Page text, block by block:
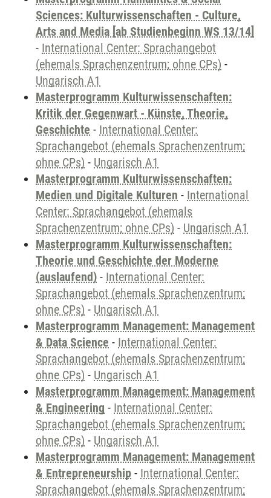
Sciences: Kulturwissenschaften - Culture,
Arts and Media [ab Studienbeginn WS 13/14]
- International Center: Sprachangebot
(ehemals Sprachenzentrum; ohne CPs) -
Ungarisch A1
Masterprogramm Kulturwissenschaften:
Kritik der Gegenwart - Künste, Theorie,
Geschichte - International Center:
Sprachangebot (ehemals Sprachenzentrum;
ohne CPs) - Ungarisch A1
Masterprogramm Kulturwissenschaften:
Medien und Digitale Kulturen - International
Center: Sprachangebot (ehemals
Sprachenzentrum; ohne CPs) - Ungarisch A1
Masterprogramm Kulturwissenschaften:
Theorie und Geschichte der Moderne
(auslaufend) - International Center:
Sprachangebot (ehemals Sprachenzentrum;
ohne CPs) - Ungarisch A1
Masterprogramm Management: Management
& Data Science - International Center:
Sprachangebot (ehemals Sprachenzentrum;
ohne CPs) - Ungarisch A1
Masterprogramm Management: Management
& Engineering - International Center:
Sprachangebot (ehemals Sprachenzentrum;
ohne CPs) - Ungarisch A1
Masterprogramm Management: Management
& Entrepreneurship - International Center:
Sprachangebot (ehemals Sprachenzentrum;